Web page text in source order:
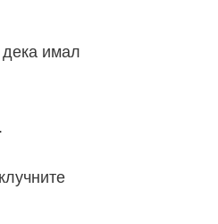
имал